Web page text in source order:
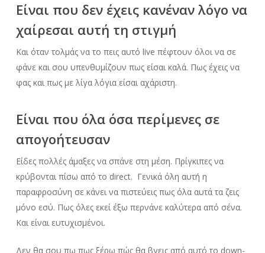
Είναι που δεν έχεις κανέναν λόγο να
χαίρεσαι αυτή τη στιγμή
Και όταν τολμάς να το πεις αυτό live πέφτουν όλοι να σε
φάνε και σου υπενθυμίζουν πως είσαι καλά. Πως έχεις να
φας και πως με λίγα λόγια είσαι αχάριστη.
Είναι που όλα όσα περίμενες σε
απογοήτευσαν
Είδες πολλές άμαξες να σπάνε στη μέση. Πρίγκιπες να
κρύβονται πίσω από το direct. Γενικά όλη αυτή η
παραφροσύνη σε κάνει να πιστεύεις πως όλα αυτά τα ζεις
μόνο εσύ. Πως όλες εκεί έξω περνάνε καλύτερα από σένα.
Και είναι ευτυχισμένοι.
Δεν θα σου πω πως ξέρω πώς θα βγεις από αυτό το down-